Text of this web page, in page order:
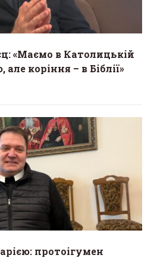
«Маємо в Католицькій
коріння – в Біблії»
протоігумен